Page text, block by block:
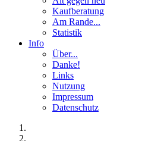
Kaufberatung
Am Rande...
Statistik
Info
Über...
Danke!
Links
Nutzung
Impressum
Datenschutz